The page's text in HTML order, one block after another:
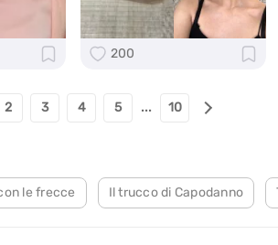
200
2 3 4 5 ... 10
le frecce Il trucco di Capodanno